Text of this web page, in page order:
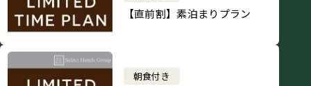
【直前割】素泊まりプラン
朝食付き